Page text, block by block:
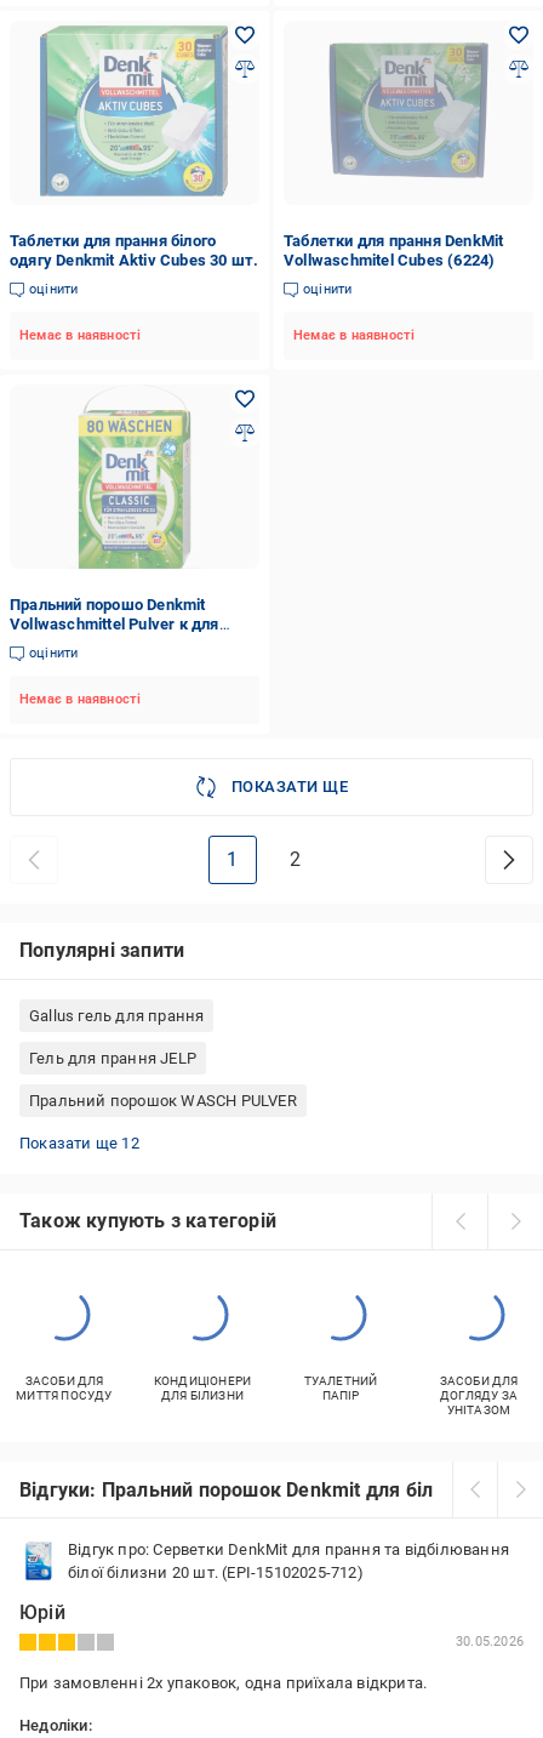
Таблетки для прання білого
одягу Denkmit Aktiv Cubes 30 шт.
оцінити
Немає в наявності
Таблетки для прання DenkMit
Vollwaschmitel Cubes (6224)
оцінити
Немає в наявності
Пральний порошо Denkmit
Vollwaschmittel Pulver к для
світлого та білого одягу 5,2 кг
оцінити
Немає в наявності
ПОКАЗАТИ ЩЕ
1 2
Популярні запити
Gallus гель для прання
Гель для прання JELP
Пральний порошок WASCH PULVER
Гель для прання Frosch
Пральний порошок Losk 6 кг
Гель для прання Dual Power
Пральний порошок L'Arbre Vert для дитячих речей
DERR гель для прання
Гель для прання Coccolino
Капсули для прання WASCHKONIG
Парфумовані гелі для прання
Капсули для прання білої білизни
Гель для прання O'KEY
Безфосфатний рідкий порошок
Кисневі порошки для прання
Показати ще 12
Також купують з категорій
ЗАСОБИ ДЛЯ
МИТТЯ ПОСУДУ
КОНДИЦІОНЕРИ
ДЛЯ БІЛИЗНИ
ТУАЛЕТНИЙ
ПАПІР
ЗАСОБИ ДЛЯ
ДОГЛЯДУ ЗА
УНІТАЗОМ
Відгуки: Пральний порошок Denkmit для білої білизни
Відгук про: Серветки DenkMit для прання та відбілювання
білої білизни 20 шт. (EPI-15102025-712)
Юрій
30.05.2026
При замовленні 2х упаковок, одна приїхала відкрита.
Недоліки: